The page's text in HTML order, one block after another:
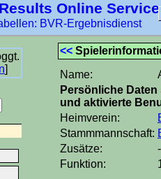
Online Service
BVR-Ergebnisdienst
<<
Name:
Persönliche
und aktivierte
Heimverein:
Stammmannschaft:
Zusätze:
Funktion:
]